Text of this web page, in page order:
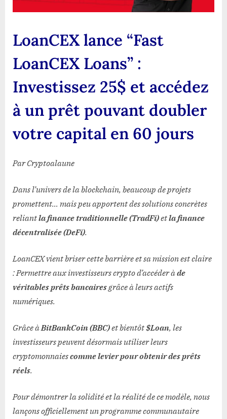
60
LoanCEX lance “Fast
LoanCEX Loans” :
Investissez 25$ et accédez
à un prêt pouvant doubler
votre capital en 60 jours
Par Cryptoalaune
Dans l’univers de la blockchain, beaucoup de projets
promettent… mais peu apportent des solutions concrètes
reliantla finance traditionnelle (TradFi)etla finance
décentralisée (DeFi).
LoanCEX vient briser cette barrière et sa mission est claire
: Permettre aux investisseurs crypto d’accéder àde
véritables prêts bancairesgrâce à leurs actifs
numériques.
Grâce à BitBankCoin (BBC)et bientôt$Loan, les
investisseurs peuvent désormais utiliser leurs
cryptomonnaiescomme levier pour obtenir des prêts
réels.
Pour démontrer la solidité et la réalité de ce modèle, nous
lançons officiellement un programme communautaire